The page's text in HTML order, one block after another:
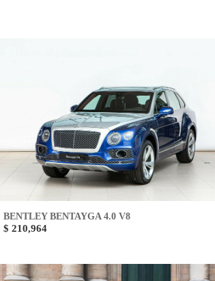
BENTLEY BENTAYGA 4.0 V8
$ 210,964